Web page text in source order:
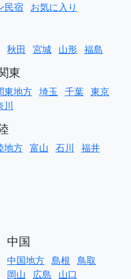
民宿 お気に入り
秋田 宮城 山形 福島
東
東地方 埼玉 千葉 東京
川
地方 富山 石川 福井
中国
中国地方 島根 鳥取
岡山
広島 山口